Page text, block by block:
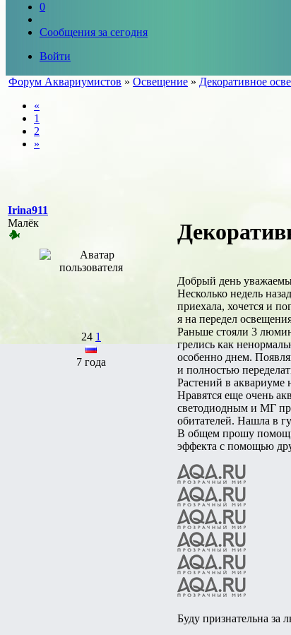
0
Сообщения за сегодня
Войти
Форум Аквариумистов » Освещение » Декоративное
«
1
2
»
Irina911
Малёк
24 1
7 года
Добрый день
Несколько недель
приехала, хочется и
я на передел
Раньше стояли 3
грелись как
особенно днем.
и полностью
Растений в аквариуме
Нравятся еще очень
светодиодным и МГ
обитателей. Нашла в
В общем прошу помощи
эффекта с помощью
Буду признательна